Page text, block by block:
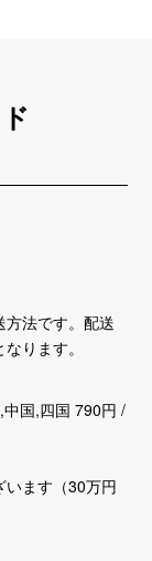
法です。配送
ります。
中国,四国 790円 /
います（30万円